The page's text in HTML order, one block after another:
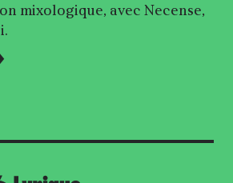
mixologique, avec Necense,